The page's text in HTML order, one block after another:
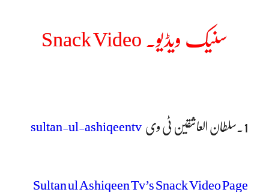
سنیک ویڈیو۔ Snack Video
1.سلطان العاشقین ٹی وی
Sultan ul Ashiqeen Tv’s Snack Video Page